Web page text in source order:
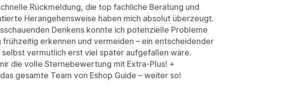
Rückmeldung, die top fachliche Beratung und
Herangehensweise haben mich absolut überzeugt.
Denkens konnte ich potenzielle Probleme
frühzeitig erkennen und vermeiden – ein entscheidender
vermutlich erst viel später aufgefallen wäre.
die volle Sternebewertung mit Extra-Plus! +
gesamte Team von Eshop Guide – weiter so!